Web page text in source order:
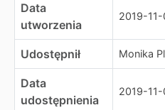
Data
utworzenia
2019-
Udostępnił Monika
Data
udostępnienia
2019-